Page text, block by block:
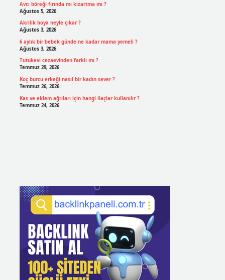
Avcı böreği fırında mı kızartma mı ?
Ağustos 5, 2026
Akrilik boya neyle çıkar ?
Ağustos 3, 2026
6 aylık bir bebek günde ne kadar mama yemeli ?
Ağustos 3, 2026
Tutukevi cezaevinden farklı mı ?
Temmuz 29, 2026
Koç burcu erkeği nasıl bir kadın sever ?
Temmuz 26, 2026
Kas ve eklem ağrıları için hangi ilaçlar kullanılır ?
Temmuz 24, 2026